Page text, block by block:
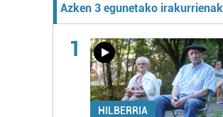
Azken 3 egunetako irakurrienak
1
HILBERRIA